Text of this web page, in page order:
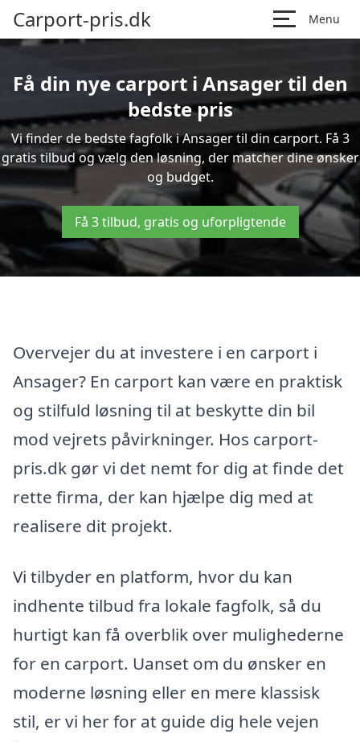
Carport-pris.dk Menu
Få din nye carport i Ansager til den
bedste pris
Vi finder de bedste fagfolk i Ansager til din carport. Få 3
gratis tilbud og vælg den løsning, der matcher dine ønsker
og budget.
Få 3 tilbud, gratis og uforpligtende
Overvejer du at investere i en carport i
Ansager? En carport kan være en praktisk
og stilfuld løsning til at beskytte din bil
mod vejrets påvirkninger. Hos carport-
pris.dk gør vi det nemt for dig at finde det
rette firma, der kan hjælpe dig med at
realisere dit projekt.
Vi tilbyder en platform, hvor du kan
indhente tilbud fra lokale fagfolk, så du
hurtigt kan få overblik over mulighederne
for en carport. Uanset om du ønsker en
moderne løsning eller en mere klassisk
stil, er vi her for at guide dig hele vejen